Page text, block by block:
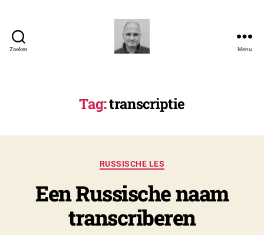
Zoeken Menu
Tag:transcriptie
Categorieën
RUSSISCHE LES
Een Russische naam
transcriberen
o
r
i
c
o
l